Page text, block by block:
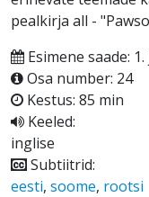
pealkirja all -
Esimene saade:
Osa number: 24
Kestus: 85 min
Keeled:
inglise
Subtiitrid:
eesti, soome, rootsi